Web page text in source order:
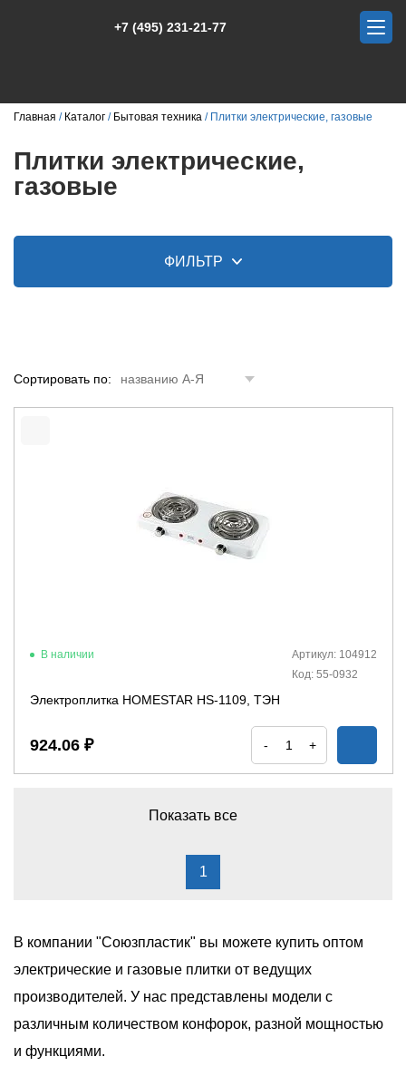
+7 (495) 231-21-77
Главная Каталог Бытовая техника Плитки электрические, газовые
Плитки электрические,
газовые
ФИЛЬТР
Сортировать по: названию А-Я
В наличии
Артикул: 104912
Код: 55-0932
Электроплитка HOMESTAR HS-1109, ТЭН
924.06 ₽ - +
Показать все
1
В компании "Союзпластик" вы можете купить оптом
электрические и газовые плитки от ведущих
производителей. У нас представлены модели с
различным количеством конфорок, разной мощностью
и функциями.